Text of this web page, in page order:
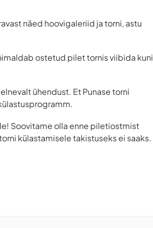
näed hoovigaleriid ja torni, astu
ostetud pilet tornis viibida kuni
ühendust. Et Punase torni
Soovitame olla enne piletiostmist
külastamisele takistuseks ei saaks.